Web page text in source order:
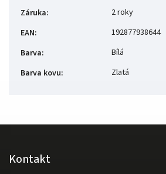
Záruka:
2 roky
EAN:
192877938644
Barva:
Bílá
Barva kovu: Zlatá
Kontakt